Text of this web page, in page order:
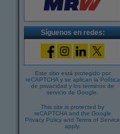
Síguenos en redes:
Este sitio está protegido por
reCAPTCHA y se aplican la Política
de privacidad y los términos de
servicio de Google
This site is protected by
reCAPTCHA and the Google
Privacy Policy and Terms of Service
apply.